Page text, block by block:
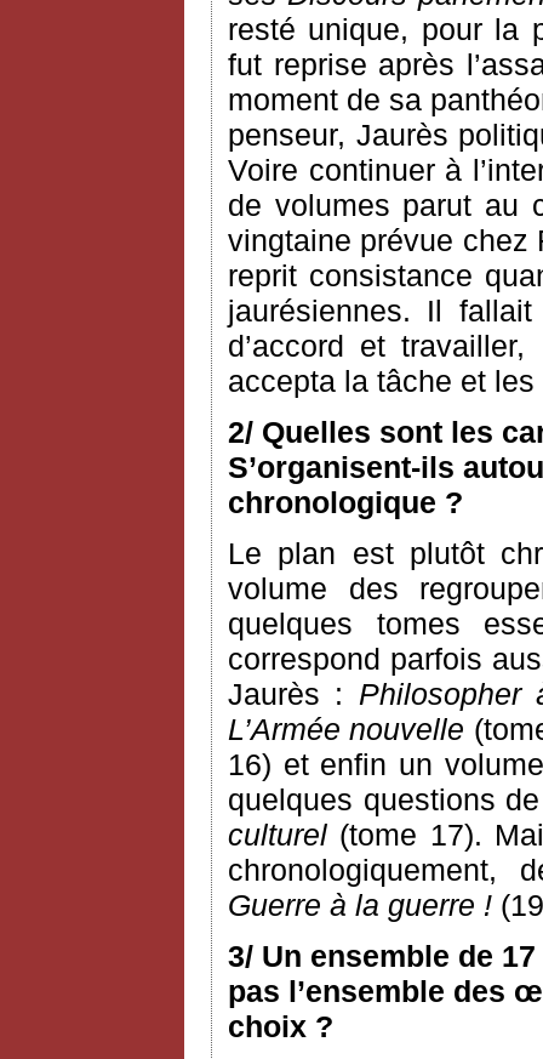
resté unique, pour la
fut reprise après
moment de sa
penseur, Jaurès
Voire continuer à
de volumes parut au
vingtaine prévue chez
reprit consistance
jaurésiennes. Il
d’accord et
accepta la tâche et
2/ Quelles sont les
S’organisent-ils
chronologique ?
Le plan est plutôt
volume des
quelques tomes
correspond parfois
Jaurès : Philosopher
L’Armée nouvelle
16) et enfin un
quelques questions
culturel (tome 17).
chronologiquement,
Guerre à la guerre !
3/ Un ensemble de
pas l’ensemble des
choix ?